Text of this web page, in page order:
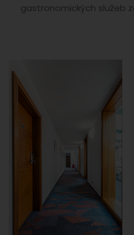
gastronomických služeb